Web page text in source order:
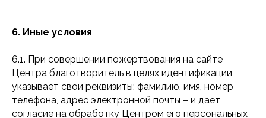
6. Иные условия
6.1. При совершении пожертвования на сайте
Центра благотворитель в целях идентификации
указывает свои реквизиты: фамилию, имя, номер
телефона, адрес электронной почты – и дает
согласие на обработку Центром его персональных